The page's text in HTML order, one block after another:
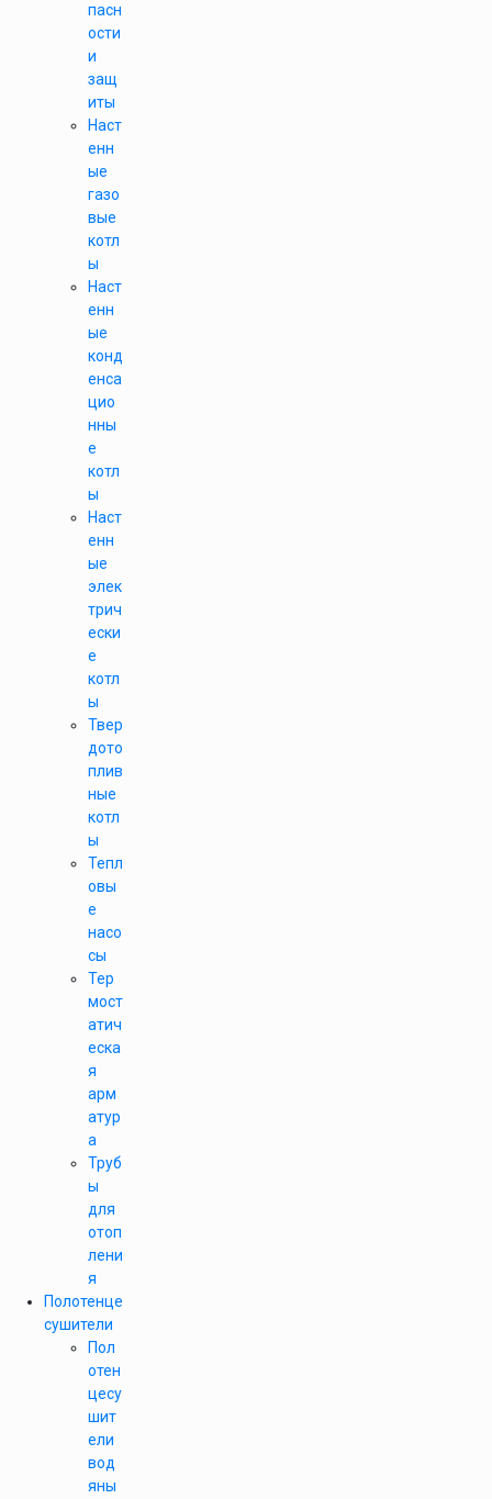
пасн
ости
и
защ
иты
Наст
енн
ые
газо
вые
котл
ы
Наст
енн
ые
конд
енса
цио
нны
е
котл
ы
Наст
енн
ые
элек
трич
ески
е
котл
ы
Твер
дото
плив
ные
котл
ы
Тепл
овы
е
насо
сы
Тер
мост
атич
еска
я
арм
атур
а
Труб
ы
для
отоп
лени
я
Полотенце
сушители
Пол
отен
цесу
шит
ели
вод
яны